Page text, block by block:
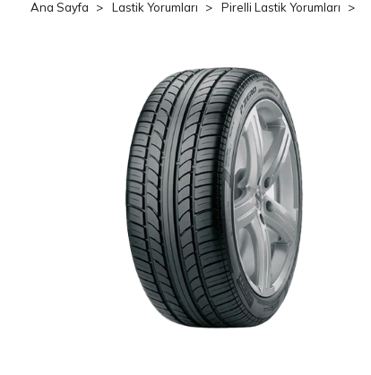
Ana Sayfa Lastik Yorumları Pirelli Lastik Yorumları